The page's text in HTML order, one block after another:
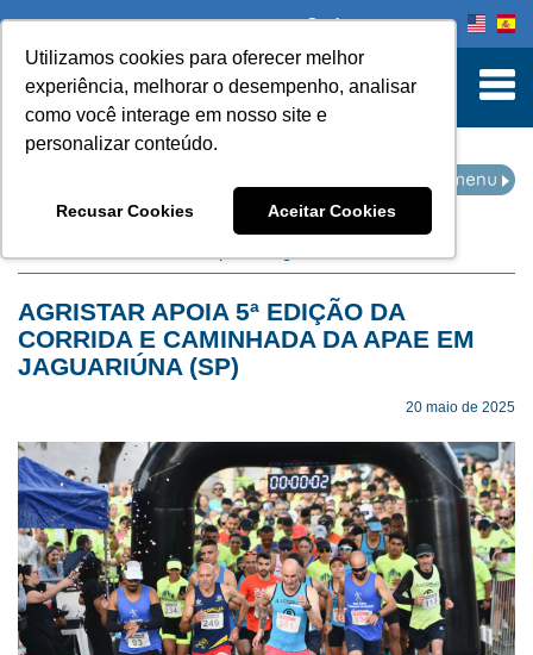
Utilizamos cookies para oferecer melhor
experiência, melhorar o desempenho, analisar
como você interage em nosso site e
personalizar conteúdo.
Recusar Cookies Aceitar Cookies
to Content
Onde comprar
AGRISTAR APOIA 5ª EDIÇÃO DA
CORRIDA E CAMINHADA DA APAE EM
JAGUARIÚNA (SP)
20 maio de 2025